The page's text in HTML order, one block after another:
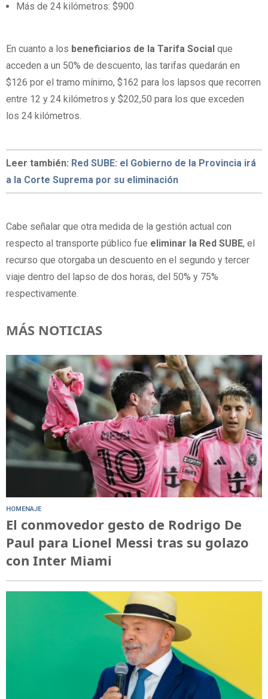
Más de 24 kilómetros: $900
En cuanto a los beneficiarios de la Tarifa Social que
acceden a un 50% de descuento, las tarifas quedarán en
$126 por el tramo mínimo, $162 para los lapsos que recorren
entre 12 y 24 kilómetros y $202,50 para los que exceden
los 24 kilómetros.
Leer también: Red SUBE: el Gobierno de la Provincia irá
a la Corte Suprema por su eliminación
Cabe señalar que otra medida de la gestión actual con
respecto al transporte público fue eliminar la Red SUBE, el
recurso que otorgaba un descuento en el segundo y tercer
viaje dentro del lapso de dos horas, del 50% y 75%
respectivamente.
MÁS NOTICIAS
HOMENAJE
El conmovedor gesto de Rodrigo De
Paul para Lionel Messi tras su golazo
con Inter Miami